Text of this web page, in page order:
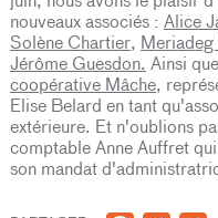
nouveaux associés : Alice
Solène Chartier,
Jérôme Guesdon. Ainsi
coopérative Mâche,
Elise Belard en tant
extérieure. Et n'oublions
comptable Anne Auffret
son mandat